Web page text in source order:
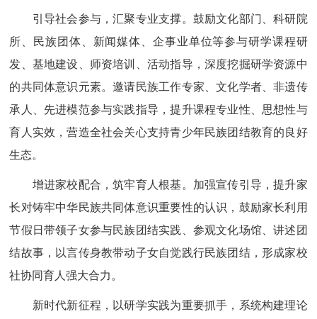
引导社会参与，汇聚专业支撑。鼓励文化部门、科研院
所、民族团体、新闻媒体、企事业单位等参与研学课程研
发、基地建设、师资培训、活动指导，深度挖掘研学资源中
的共同体意识元素。邀请民族工作专家、文化学者、非遗传
承人、先进模范参与实践指导，提升课程专业性、思想性与
育人实效，营造全社会关心支持青少年民族团结教育的良好
生态。
增进家校配合，筑牢育人根基。加强宣传引导，提升家
长对铸牢中华民族共同体意识重要性的认识，鼓励家长利用
节假日带领子女参与民族团结实践、参观文化场馆、讲述团
结故事，以言传身教带动子女自觉践行民族团结，形成家校
社协同育人强大合力。
新时代新征程，以研学实践为重要抓手，系统构建理论